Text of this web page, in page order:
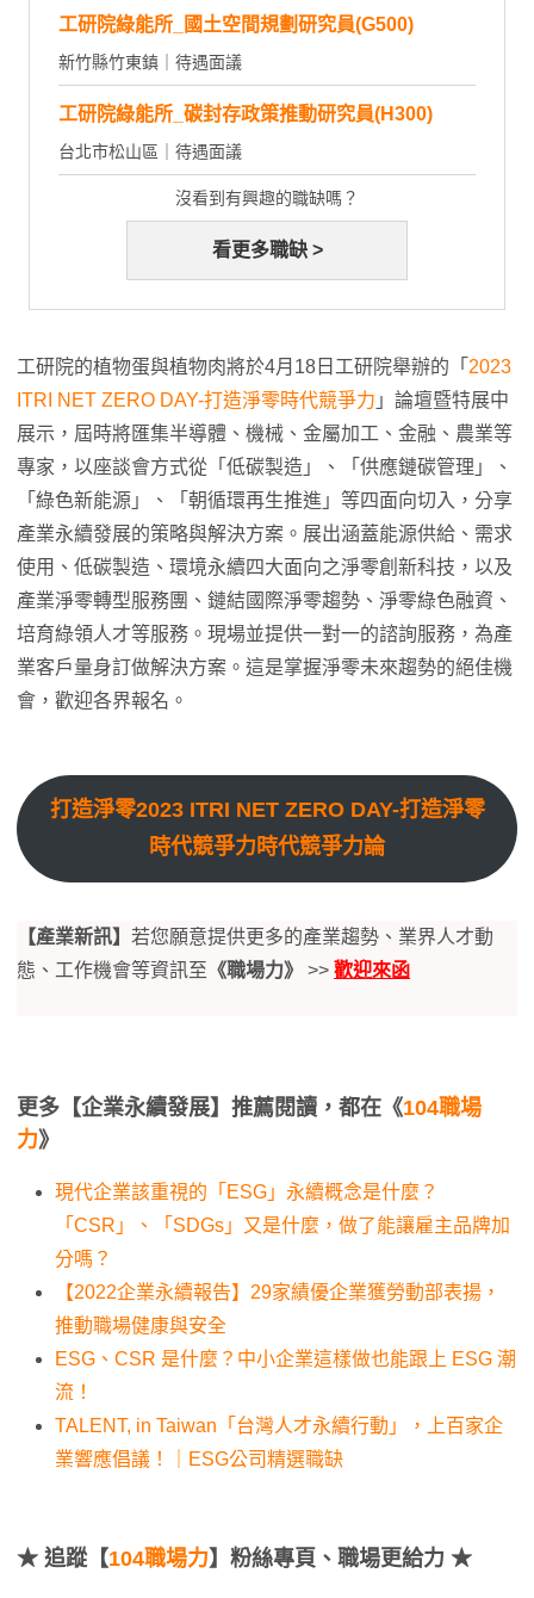
工研院綠能所_國土空間規劃研究員(G500)
新竹縣竹東鎮｜待遇面議
工研院綠能所_碳封存政策推動研究員(H300)
台北市松山區｜待遇面議
沒看到有興趣的職缺嗎？
看更多職缺 >
工研院的植物蛋與植物肉將於4月18日工研院舉辦的「 2023
ITRI NET ZERO DAY-打造淨零時代競爭力 」論壇暨特展中
展示，屆時將匯集半導體、機械、金屬加工、金融、農業等
專家，以座談會方式從「低碳製造」、「供應鏈碳管理」、
「綠色新能源」、「朝循環再生推進」等四面向切入，分享
產業永續發展的策略與解決方案。展出涵蓋能源供給、需求
使用、低碳製造、環境永續四大面向之淨零創新科技，以及
產業淨零轉型服務團、鏈結國際淨零趨勢、淨零綠色融資、
培育綠領人才等服務。現場並提供一對一的諮詢服務，為產
業客戶量身訂做解決方案。這是掌握淨零未來趨勢的絕佳機
會，歡迎各界報名。
打造淨零2023 ITRI NET ZERO DAY-打造淨零
時代競爭力時代競爭力論
【產業新訊】 若您願意提供更多的產業趨勢、業界人才動
態、工作機會等資訊至 《職場力》 >> 歡迎來函
更多【企業永續發展】推薦閱讀，都在《104職場
力》
現代企業該重視的「ESG」永續概念是什麼？
「CSR」、「SDGs」又是什麼，做了能讓雇主品牌加
分嗎？
【2022企業永續報告】29家績優企業獲勞動部表揚，
推動職場健康與安全
ESG、CSR 是什麼？中小企業這樣做也能跟上 ESG 潮
流！
TALENT, in Taiwan「台灣人才永續行動」，上百家企
業響應倡議！｜ESG公司精選職缺
★ 追蹤【104職場力】粉絲專頁、職場更給力 ★